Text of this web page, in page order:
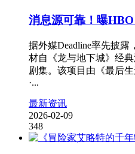
消息源可靠！曝
据外媒Deadline率先披露
材自《龙与地下城》经
剧集。该项目由《最后
·...
最新资讯
2026-02-09
348